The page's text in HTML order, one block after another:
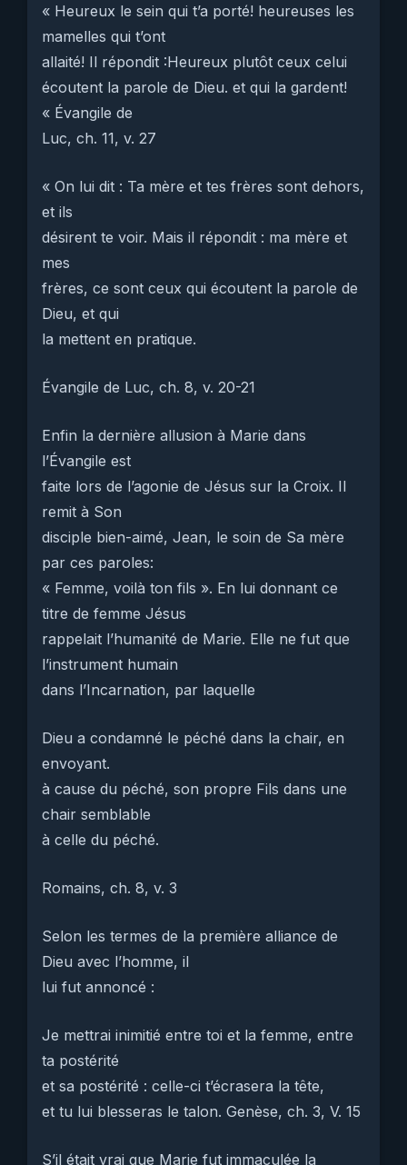
« Heureux le sein qui t’a porté! heureuses les
mamelles qui t’ont
allaité! Il répondit :Heureux plutôt ceux celui
écoutent la parole de Dieu. et qui la gardent!
« Évangile de
Luc, ch. 11, v. 27
« On lui dit : Ta mère et tes frères sont dehors,
et ils
désirent te voir. Mais il répondit : ma mère et
mes
frères, ce sont ceux qui écoutent la parole de
Dieu, et qui
la mettent en pratique.
Évangile de Luc, ch. 8, v. 20-21
Enfin la dernière allusion à Marie dans
l’Évangile est
faite lors de l’agonie de Jésus sur la Croix. Il
remit à Son
disciple bien-aimé, Jean, le soin de Sa mère
par ces paroles:
« Femme, voilà ton fils ». En lui donnant ce
titre de femme Jésus
rappelait l’humanité de Marie. Elle ne fut que
l’instrument humain
dans l’Incarnation, par laquelle
Dieu a condamné le péché dans la chair, en
envoyant.
à cause du péché, son propre Fils dans une
chair semblable
à celle du péché.
Romains, ch. 8, v. 3
Selon les termes de la première alliance de
Dieu avec l’homme, il
lui fut annoncé :
Je mettrai inimitié entre toi et la femme, entre
ta postérité
et sa postérité : celle-ci t’écrasera la tête,
et tu lui blesseras le talon. Genèse, ch. 3, V. 15
S’il était vrai que Marie fut immaculée la